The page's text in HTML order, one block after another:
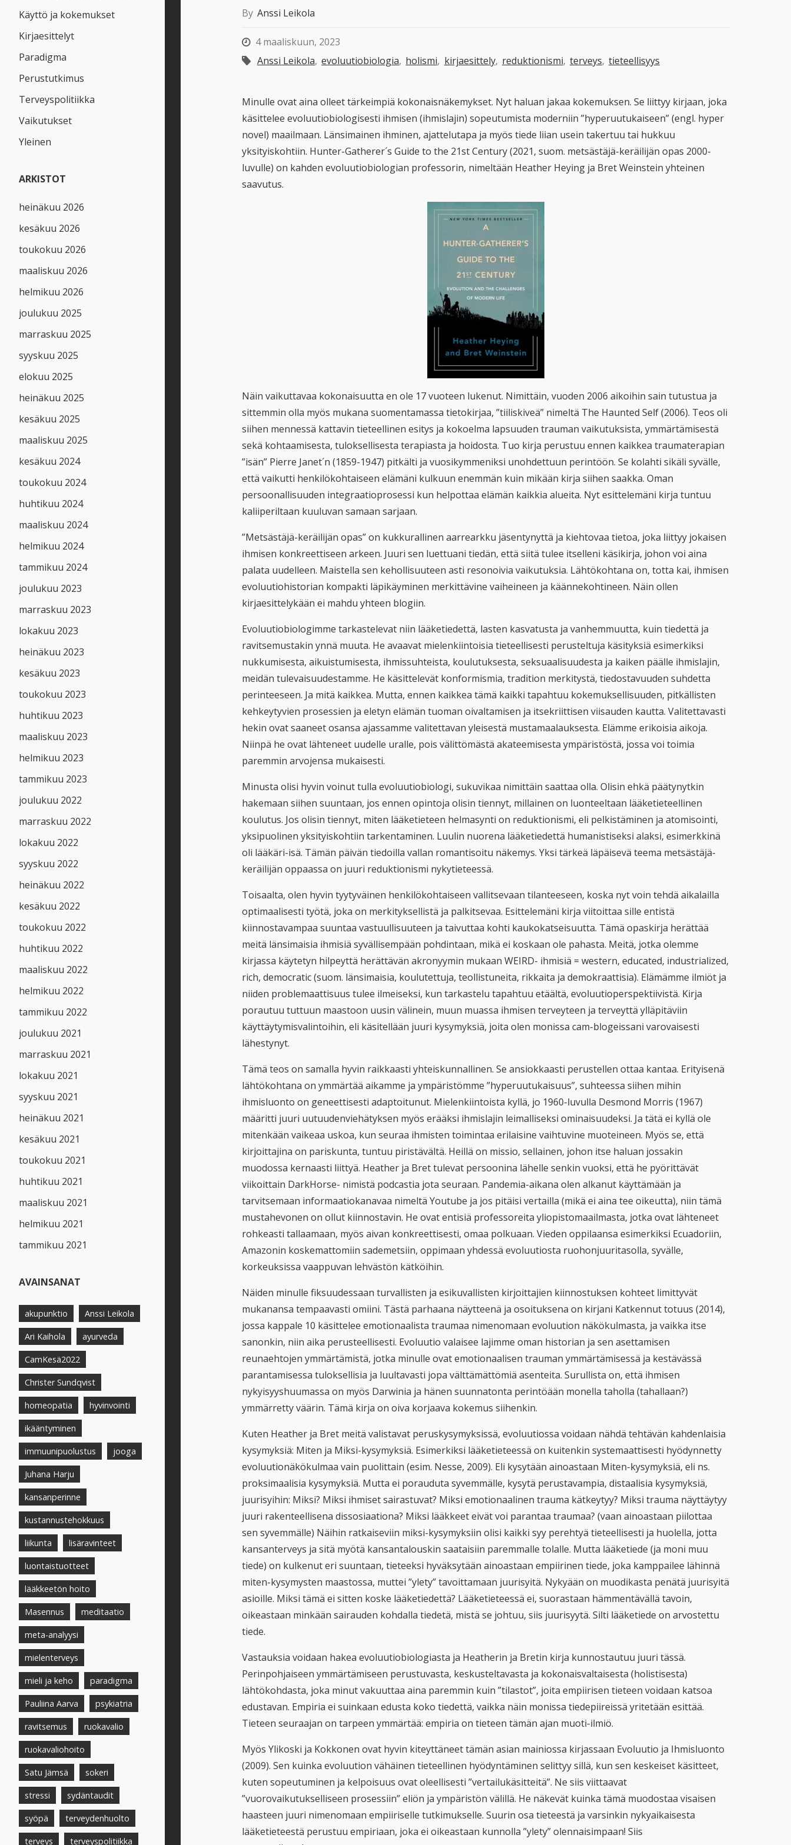
By Anssi Leikola
4 maaliskuun, 2023
Anssi Leikola, evoluutiobiologia, holismi, kirjaesittely, reduktionismi, terveys, tieteellisyys
Minulle ovat aina olleet tärkeimpiä kokonaisnäkemykset. Nyt haluan jakaa kokemuksen. Se liittyy kirjaan, joka
käsittelee evoluutiobiologisesti ihmisen (ihmislajin) sopeutumista moderniin ”hyperuutukaiseen” (engl. hyper
novel) maailmaan. Länsimainen ihminen, ajattelutapa ja myös tiede liian usein takertuu tai hukkuu
yksityiskohtiin. Hunter-Gatherer´s Guide to the 21st Century (2021, suom. metsästäjä-keräilijän opas 2000-
luvulle) on kahden evoluutiobiologian professorin, nimeltään Heather Heying ja Bret Weinstein yhteinen
saavutus.
Näin vaikuttavaa kokonaisuutta en ole 17 vuoteen lukenut. Nimittäin, vuoden 2006 aikoihin sain tutustua ja
sittemmin olla myös mukana suomentamassa tietokirjaa, ”tiiliskiveä” nimeltä The Haunted Self (2006). Teos oli
siihen mennessä kattavin tieteellinen esitys ja kokoelma lapsuuden trauman vaikutuksista, ymmärtämisestä
sekä kohtaamisesta, tuloksellisesta terapiasta ja hoidosta. Tuo kirja perustuu ennen kaikkea traumaterapian
”isän” Pierre Janet´n (1859-1947) pitkälti ja vuosikymmeniksi unohdettuun perintöön. Se kolahti sikäli syvälle,
että vaikutti henkilökohtaiseen elämäni kulkuun enemmän kuin mikään kirja siihen saakka. Oman
persoonallisuuden integraatioprosessi kun helpottaa elämän kaikkia alueita. Nyt esittelemäni kirja tuntuu
kaliiperiltaan kuuluvan samaan sarjaan.
”Metsästäjä-keräilijän opas” on kukkurallinen aarrearkku jäsentynyttä ja kiehtovaa tietoa, joka liittyy jokaisen
ihmisen konkreettiseen arkeen. Juuri sen luettuani tiedän, että siitä tulee itselleni käsikirja, johon voi aina
palata uudelleen. Maistella sen kehollisuuteen asti resonoivia vaikutuksia. Lähtökohtana on, totta kai, ihmisen
evoluutiohistorian kompakti läpikäyminen merkittävine vaiheineen ja käännekohtineen. Näin ollen
kirjaesittelykään ei mahdu yhteen blogiin.
Evoluutiobiologimme tarkastelevat niin lääketiedettä, lasten kasvatusta ja vanhemmuutta, kuin tiedettä ja
ravitsemustakin ynnä muuta. He avaavat mielenkiintoisia tieteellisesti perusteltuja käsityksiä esimerkiksi
nukkumisesta, aikuistumisesta, ihmissuhteista, koulutuksesta, seksuaalisuudesta ja kaiken päälle ihmislajin,
meidän tulevaisuudestamme. He käsittelevät konformismia, tradition merkitystä, tiedostavuuden suhdetta
perinteeseen. Ja mitä kaikkea. Mutta, ennen kaikkea tämä kaikki tapahtuu kokemuksellisuuden, pitkällisten
kehkeytyvien prosessien ja eletyn elämän tuoman oivaltamisen ja itsekriittisen viisauden kautta. Valitettavasti
hekin ovat saaneet osansa ajassamme valitettavan yleisestä mustamaalauksesta. Elämme erikoisia aikoja.
Niinpä he ovat lähteneet uudelle uralle, pois välittömästä akateemisesta ympäristöstä, jossa voi toimia
paremmin arvojensa mukaisesti.
Minusta olisi hyvin voinut tulla evoluutiobiologi, sukuvikaa nimittäin saattaa olla. Olisin ehkä päätynytkin
hakemaan siihen suuntaan, jos ennen opintoja olisin tiennyt, millainen on luonteeltaan lääketieteellinen
koulutus. Jos olisin tiennyt, miten lääketieteen helmasynti on reduktionismi, eli pelkistäminen ja atomisointi,
yksipuolinen yksityiskohtiin tarkentaminen. Luulin nuorena lääketiedettä humanistiseksi alaksi, esimerkkinä
oli lääkäri-isä. Tämän päivän tiedoilla vallan romantisoitu näkemys. Yksi tärkeä läpäisevä teema metsästäjä-
keräilijän oppaassa on juuri reduktionismi nykytieteessä.
Toisaalta, olen hyvin tyytyväinen henkilökohtaiseen vallitsevaan tilanteeseen, koska nyt voin tehdä aikalailla
optimaalisesti työtä, joka on merkityksellistä ja palkitsevaa. Esittelemäni kirja viitoittaa sille entistä
kiinnostavampaa suuntaa vastuullisuuteen ja taivuttaa kohti kaukokatseisuutta. Tämä opaskirja herättää
meitä länsimaisia ihmisiä syvällisempään pohdintaan, mikä ei koskaan ole pahasta. Meitä, jotka olemme
kirjassa käytetyn hilpeyttä herättävän akronyymin mukaan WEIRD- ihmisiä = western, educated, industrialized,
rich, democratic (suom. länsimaisia, koulutettuja, teollistuneita, rikkaita ja demokraattisia). Elämämme ilmiöt ja
niiden problemaattisuus tulee ilmeiseksi, kun tarkastelu tapahtuu etäältä, evoluutioperspektiivistä. Kirja
porautuu tuttuun maastoon uusin välinein, muun muassa ihmisen terveyteen ja terveyttä ylläpitäviin
käyttäytymisvalintoihin, eli käsitellään juuri kysymyksiä, joita olen monissa cam-blogeissani varovaisesti
lähestynyt.
Tämä teos on samalla hyvin raikkaasti yhteiskunnallinen. Se ansiokkaasti perustellen ottaa kantaa. Erityisenä
lähtökohtana on ymmärtää aikamme ja ympäristömme ”hyperuutukaisuus”, suhteessa siihen mihin
ihmisluonto on geneettisesti adaptoitunut. Mielenkiintoista kyllä, jo 1960-luvulla Desmond Morris (1967)
määritti juuri uutuudenviehätyksen myös erääksi ihmislajin leimalliseksi ominaisuudeksi. Ja tätä ei kyllä ole
mitenkään vaikeaa uskoa, kun seuraa ihmisten toimintaa erilaisine vaihtuvine muoteineen. Myös se, että
kirjoittajina on pariskunta, tuntuu piristävältä. Heillä on missio, sellainen, johon itse haluan jossakin
muodossa kernaasti liittyä. Heather ja Bret tulevat persoonina lähelle senkin vuoksi, että he pyörittävät
viikoittain DarkHorse- nimistä podcastia jota seuraan. Pandemia-aikana olen alkanut käyttämään ja
tarvitsemaan informaatiokanavaa nimeltä Youtube ja jos pitäisi vertailla (mikä ei aina tee oikeutta), niin tämä
mustahevonen on ollut kiinnostavin. He ovat entisiä professoreita yliopistomaailmasta, jotka ovat lähteneet
rohkeasti tallaamaan, myös aivan konkreettisesti, omaa polkuaan. Vieden oppilaansa esimerkiksi Ecuadoriin,
Amazonin koskemattomiin sademetsiin, oppimaan yhdessä evoluutiosta ruohonjuuritasolla, syvälle,
korkeuksissa vaappuvan lehvästön kätköihin.
Näiden minulle fiksuudessaan turvallisten ja esikuvallisten kirjoittajien kiinnostuksen kohteet limittyvät
mukanansa tempaavasti omiini. Tästä parhaana näytteenä ja osoituksena on kirjani Katkennut totuus (2014),
jossa kappale 10 käsittelee emotionaalista traumaa nimenomaan evoluution näkökulmasta, ja vaikka itse
sanonkin, niin aika perusteellisesti. Evoluutio valaisee lajimme oman historian ja sen asettamisen
reunaehtojen ymmärtämistä, jotka minulle ovat emotionaalisen trauman ymmärtämisessä ja kestävässä
parantamisessa tuloksellisia ja luultavasti jopa välttämättömiä asenteita. Surullista on, että ihmisen
nykyisyyshuumassa on myös Darwinia ja hänen suunnatonta perintöään monella taholla (tahallaan?)
ymmärretty väärin. Tämä kirja on oiva korjaava kokemus siihenkin.
Kuten Heather ja Bret meitä valistavat peruskysymyksissä, evoluutiossa voidaan nähdä tehtävän kahdenlaisia
kysymyksiä: Miten ja Miksi-kysymyksiä. Esimerkiksi lääketieteessä on kuitenkin systemaattisesti hyödynnetty
evoluutionäkökulmaa vain puolittain (esim. Nesse, 2009). Eli kysytään ainoastaan Miten-kysymyksiä, eli ns.
proksimaalisia kysymyksiä. Mutta ei porauduta syvemmälle, kysytä perustavampia, distaalisia kysymyksiä,
juurisyihin: Miksi? Miksi ihmiset sairastuvat? Miksi emotionaalinen trauma kätkeytyy? Miksi trauma näyttäytyy
juuri rakenteellisena dissosiaationa? Miksi lääkkeet eivät voi parantaa traumaa? (vaan ainoastaan piilottaa
sen syvemmälle) Näihin ratkaiseviin miksi-kysymyksiin olisi kaikki syy perehtyä tieteellisesti ja huolella, jotta
kansanterveys ja sitä myötä kansantalouskin saataisiin paremmalle tolalle. Mutta lääketiede (ja moni muu
tiede) on kulkenut eri suuntaan, tieteeksi hyväksytään ainoastaan empiirinen tiede, joka kamppailee lähinnä
miten-kysymysten maastossa, muttei ”ylety” tavoittamaan juurisyitä. Nykyään on muodikasta penätä juurisyitä
asioille. Miksi tämä ei sitten koske lääketiedettä? Lääketieteessä ei, suorastaan hämmentävällä tavoin,
oikeastaan minkään sairauden kohdalla tiedetä, mistä se johtuu, siis juurisyytä. Silti lääketiede on arvostettu
tiede.
Vastauksia voidaan hakea evoluutiobiologiasta ja Heatherin ja Bretin kirja kunnostautuu juuri tässä.
Perinpohjaiseen ymmärtämiseen perustuvasta, keskusteltavasta ja kokonaisvaltaisesta (holistisesta)
lähtökohdasta, joka minut vakuuttaa aina paremmin kuin ”tilastot”, joita empiirisen tieteen voidaan katsoa
edustavan. Empiria ei suinkaan edusta koko tiedettä, vaikka näin monissa tiedepiireissä yritetään esittää.
Tieteen seuraajan on tarpeen ymmärtää: empiria on tieteen tämän ajan muoti-ilmiö.
Myös Ylikoski ja Kokkonen ovat hyvin kiteyttäneet tämän asian mainiossa kirjassaan Evoluutio ja Ihmisluonto
(2009). Sen kuinka evoluution vähäinen tieteellinen hyödyntäminen selittyy sillä, kun sen keskeiset käsitteet,
kuten sopeutuminen ja kelpoisuus ovat oleellisesti ”vertailukäsitteitä”. Ne siis viittaavat
”vuorovaikutukselliseen prosessiin” eliön ja ympäristön välillä. He näkevät kuinka tämä muodostaa visaisen
haasteen juuri nimenomaan empiiriselle tutkimukselle. Suurin osa tieteestä ja varsinkin nykyaikaisesta
lääketieteestä perustuu empiriaan, joka ei oikeastaan kunnolla ”ylety” olennaisimpaan! Siis
Käyttö ja kokemukset
Kirjaesittelyt
Paradigma
Perustutkimus
Terveyspolitiikka
Vaikutukset
Yleinen
ARKISTOT
heinäkuu 2026
kesäkuu 2026
toukokuu 2026
maaliskuu 2026
helmikuu 2026
joulukuu 2025
marraskuu 2025
syyskuu 2025
elokuu 2025
heinäkuu 2025
kesäkuu 2025
maaliskuu 2025
kesäkuu 2024
toukokuu 2024
huhtikuu 2024
maaliskuu 2024
helmikuu 2024
tammikuu 2024
joulukuu 2023
marraskuu 2023
lokakuu 2023
heinäkuu 2023
kesäkuu 2023
toukokuu 2023
huhtikuu 2023
maaliskuu 2023
helmikuu 2023
tammikuu 2023
joulukuu 2022
marraskuu 2022
lokakuu 2022
syyskuu 2022
heinäkuu 2022
kesäkuu 2022
toukokuu 2022
huhtikuu 2022
maaliskuu 2022
helmikuu 2022
tammikuu 2022
joulukuu 2021
marraskuu 2021
lokakuu 2021
syyskuu 2021
heinäkuu 2021
kesäkuu 2021
toukokuu 2021
huhtikuu 2021
maaliskuu 2021
helmikuu 2021
tammikuu 2021
AVAINSANAT
akupunktio Anssi Leikola
Ari Kaihola ayurveda
CamKesä2022
Christer Sundqvist
homeopatia hyvinvointi
ikääntyminen
immuunipuolustus jooga
Juhana Harju
kansanperinne
kustannustehokkuus
liikunta lisäravinteet
luontaistuotteet
lääkkeetön hoito
Masennus meditaatio
meta-analyysi
mielenterveys
mieli ja keho paradigma
Pauliina Aarva psykiatria
ravitsemus ruokavalio
ruokavaliohoito
Satu Jämsä sokeri
stressi sydäntaudit
syöpä terveydenhuolto
terveys terveyspolitiikka